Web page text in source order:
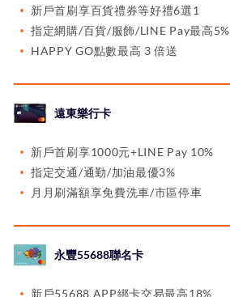
新戶首刷享百貨禮券等好禮6選1
指定網購/百貨/服飾/LINE Pay最高5%
HAPPY GO點數最高 3 倍送
遠東樂行卡
新戶首刷享1000元+LINE Pay 10%
指定交通/通勤/加油最優3%
月月刷滿額享免費洗車/市區停車
永豐55688聯名卡
新戶55688 APP綁卡交易最高18%